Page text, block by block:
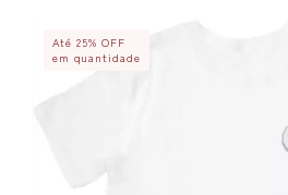
Até 25% OFF
em quantidade